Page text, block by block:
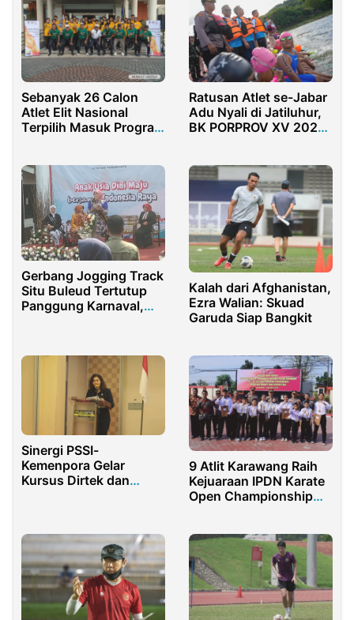
Sebanyak 26 Calon
Atlet Elit Nasional
Terpilih Masuk Program
Ratusan Atlet se-Jabar
Adu Nyali di Jatiluhur,
BK PORPROV XV 2026
Gerbang Jogging Track
Situ Buleud Tertutup
Panggung Karnaval,
Kalah dari Afghanistan,
Ezra Walian: Skuad
Garuda Siap Bangkit
Sinergi PSSI-
Kemenpora Gelar
Kursus Dirtek dan
9 Atlit Karawang Raih
Kejuaraan IPDN Karate
Open Championship
Penghargaan